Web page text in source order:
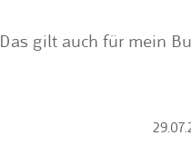
Das gilt auch für mein